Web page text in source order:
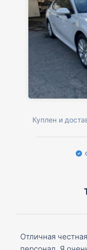
Куплен и
Отличная